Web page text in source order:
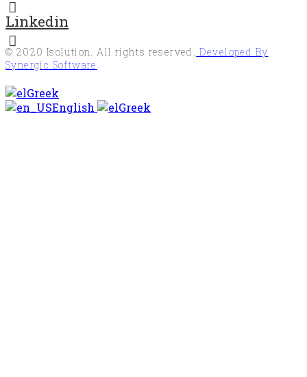
Linkedin
© 2020 Isolution. All rights reserved. Developed By
Synergic Software
Greek
English
Greek